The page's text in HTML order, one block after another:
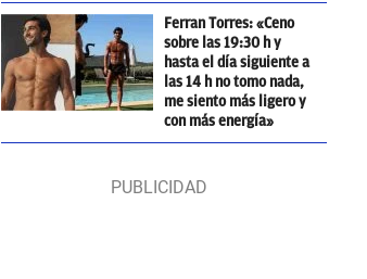
Ferran Torres: «Ceno
sobre las 19:30 h y
hasta el día siguiente a
las 14 h no tomo nada,
me siento más ligero y
con más energía»